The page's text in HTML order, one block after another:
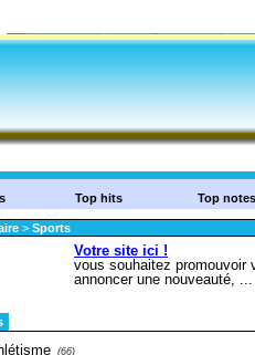
Top hits Top notes
> Sports
(66)